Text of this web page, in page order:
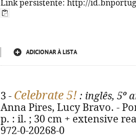
Link persistente: http://
ADICIONAR À LISTA
3 - Celebrate 5! : inglês, 5º
Anna Pires, Lucy Bravo. -
p. : il. ; 30 cm + extensive
972-0-20268-0